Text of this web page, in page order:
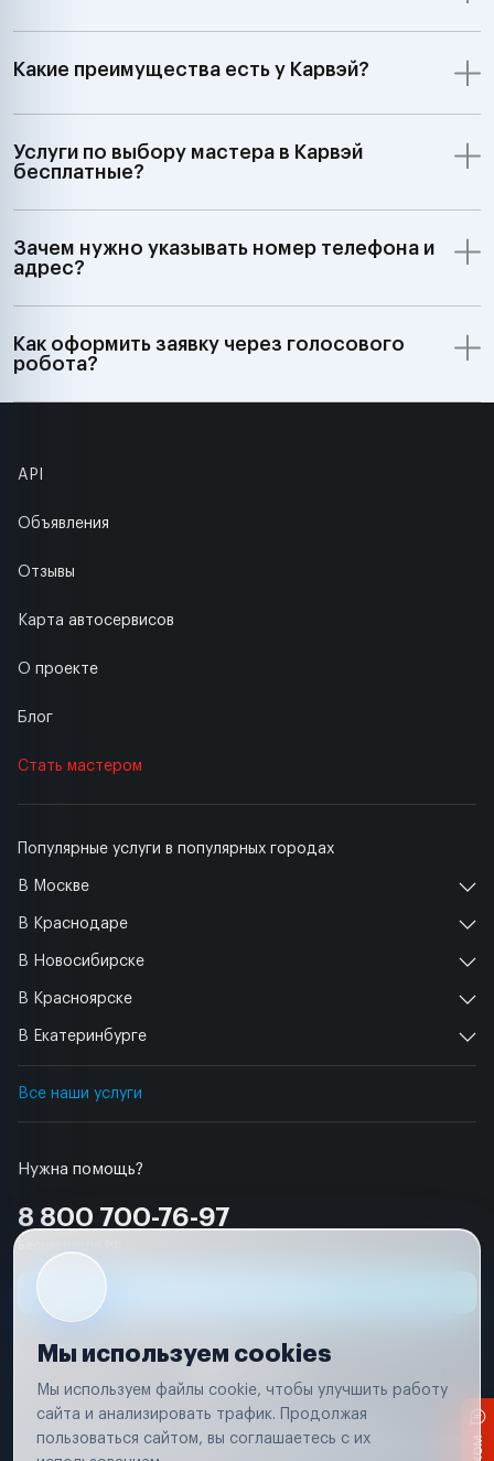
Какие преимущества есть у Карвэй?
Услуги по выбору мастера в Карвэй
бесплатные?
Зачем нужно указывать номер телефона и
адрес?
Как оформить заявку через голосового
робота?
Нужна помощь?
8 800 700-76-97
Популярные услуги в популярных городах
В Москве
В Краснодаре
В Новосибирске
В Красноярске
В Екатеринбурге
Все наши услуги
API
Объявления
Отзывы
Карта автосервисов
О проекте
Блог
Стать мастером
Условия использования
Удаление аккаунта
Вся информация, представленная на сайте, носит исключительно
Мы используем cookies
Мы используем файлы cookie, чтобы улучшить работу
сайта и анализировать трафик. Продолжая
пользоваться сайтом, вы соглашаетесь с их